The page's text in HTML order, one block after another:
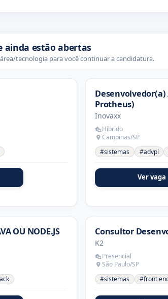
ainda estão abertas
tecnologia para você continuar a candidatura.
Desenvolvedor(a)
Protheus)
Inovaxx
Híbrido
Campinas/SP
#sistemas
#advpl
Ver vaga
OU NODE.JS Consultor
K2
Presencial
São Paulo/SP
#sistemas
#front